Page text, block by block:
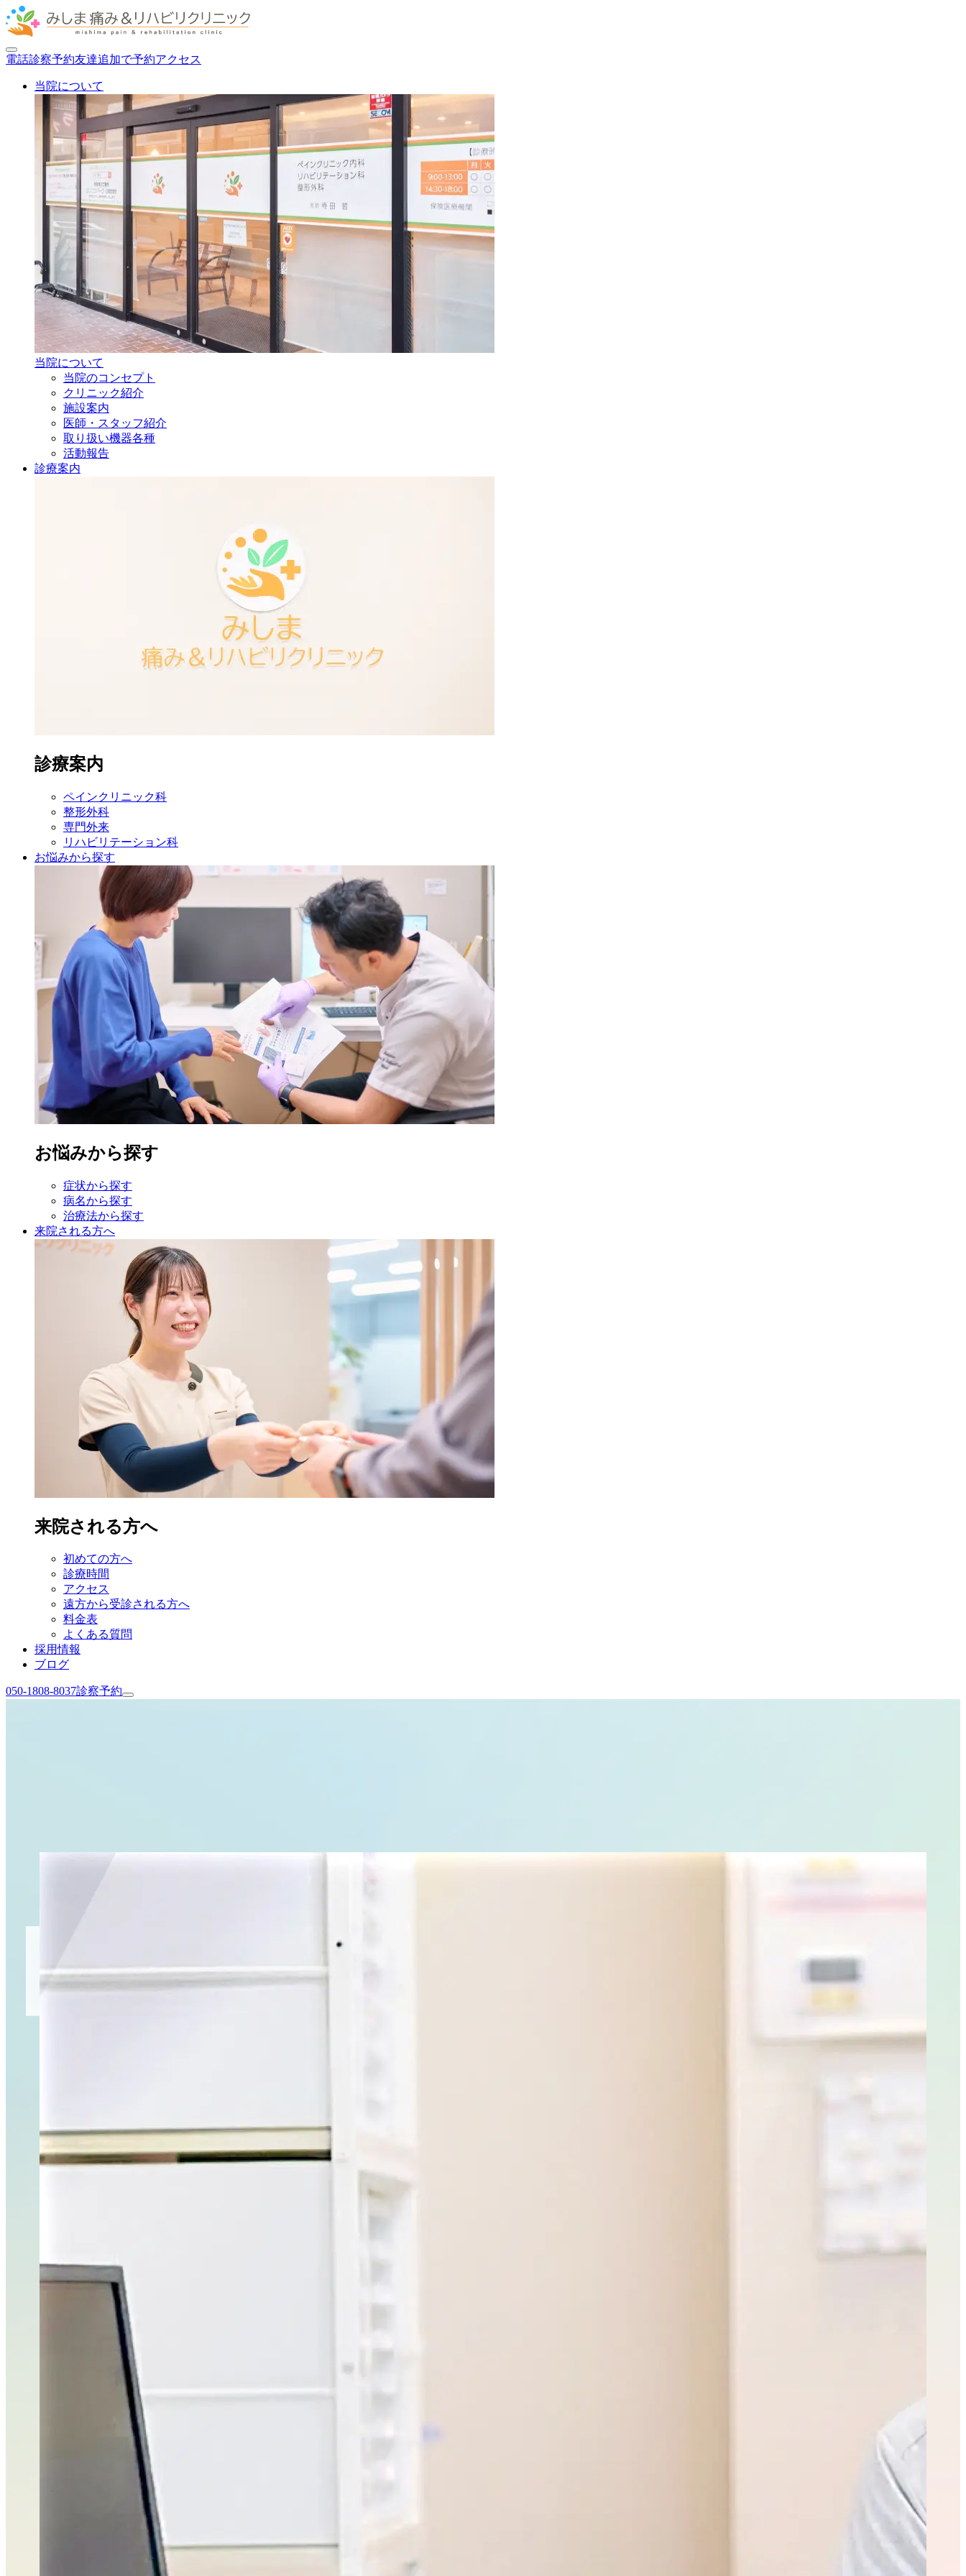
電話診察予約友達追加で予約アクセス
当院について
当院について
当院のコンセプト
クリニック紹介
施設案内
医師・ スタッフ紹介
取り扱い機器各種
活動報告
診療案内
診療案内
ペインクリニック科
整形外科
専門外来
リハビリ テーション科
お悩みから探す
お悩みから探す
症状から探す
病名から探す
治療法から探す
来院される方へ
来院される方へ
初めての方へ
診療時間
アクセス
遠方から受診される方へ
料金表
よくある質問
採用情報
ブログ
050-1808-8037診察予約